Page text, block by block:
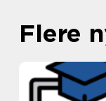
Flere